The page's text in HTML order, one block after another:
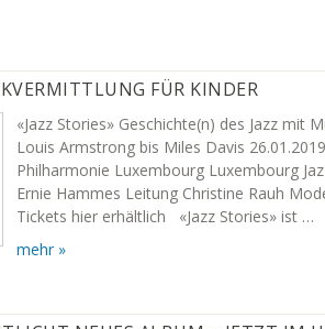
FÜR KINDER
«Jazz Stories» Geschichte(n) des Jazz mit
Louis Armstrong bis Miles Davis
Philharmonie Luxembourg Luxembourg
Ernie Hammes Leitung Christine Rauh
Tickets hier erhältlich «Jazz Stories» ist …
mehr »